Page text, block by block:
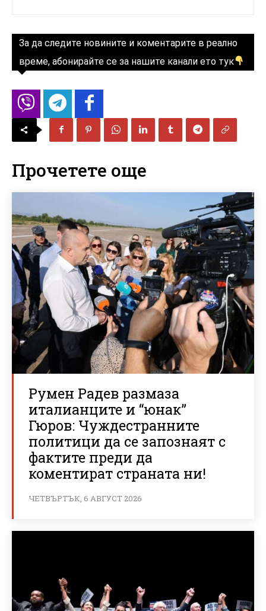
За да следите новините и коментарите в реално
време, абонирайте се за нашите канали ето тук
Прочетете още
Румен Радев размаза
италианците и “юнак”
Гюров: Чуждестранните
политици да се запознаят с
фактите преди да
коментират страната ни!
ЧЕТВЪРТЪК, 6 АВГУСТ 2026